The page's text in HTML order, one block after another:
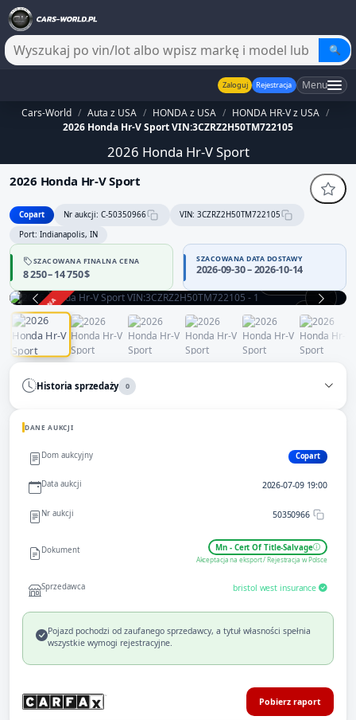
🔍
Zaloguj Rejestracja Menu
Cars-World / Auta z USA / HONDA z USA / HONDA HR-V z USA /
2026 Honda Hr-V Sport VIN:3CZRZ2H50TM722105
2026 Honda Hr-V Sport
2026 Honda Hr-V Sport
Copart Nr aukcji: C-50350966
VIN: 3CZRZ2H50TM722105
Port: Indianapolis, IN
SZACOWANA FINALNA CENA
8 250 – 14 750 $
SZACOWANA DATA DOSTAWY
2026-09-30 – 2026-10-14
ZAKOŃCZONA
Historia sprzedaży 0
DANE AUKCJI
Dom aukcyjny Copart
Data aukcji 2026-07-09 19:00
Nr aukcji 50350966
Dokument Mn - Cert Of Title-Salvage
Akceptacja na eksport / Rejestracja w Polsce
Sprzedawca bristol west insurance
Pojazd pochodzi od zaufanego sprzedawcy, a tytuł własności spełnia
wszystkie wymogi rejestracyjne.
Pobierz raport